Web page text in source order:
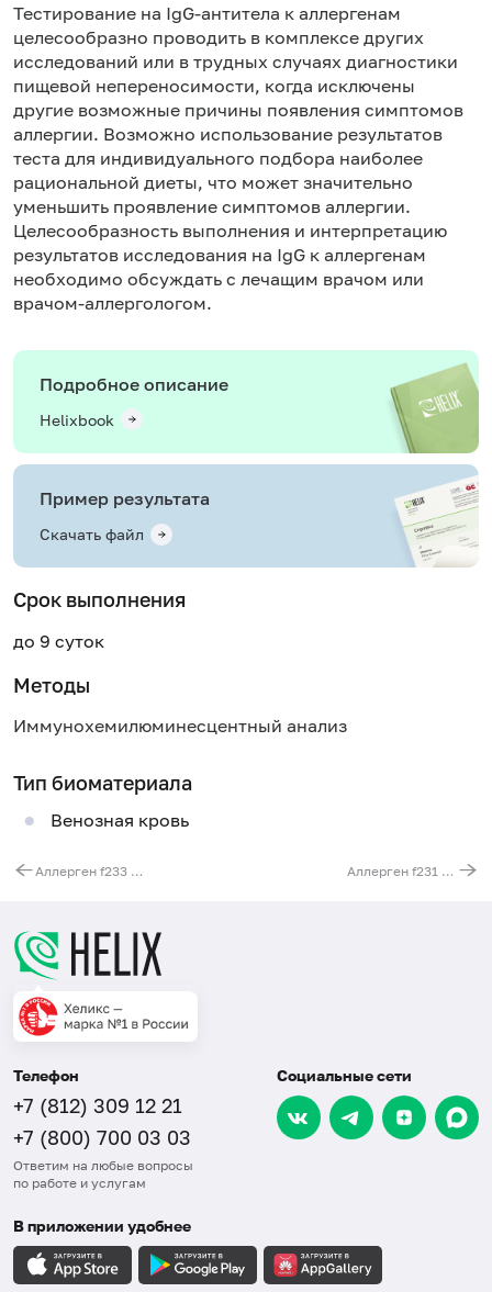
Тестирование на IgG-антитела к аллергенам
целесообразно проводить в комплексе других
исследований или в трудных случаях диагностики
пищевой непереносимости, когда исключены
другие возможные причины появления симптомов
аллергии. Возможно использование результатов
теста для индивидуального подбора наиболее
рациональной диеты, что может значительно
уменьшить проявление симптомов аллергии.
Целесообразность выполнения и интерпретацию
результатов исследования на IgG к аллергенам
необходимо обсуждать с лечащим врачом или
врачом-аллергологом.
Подробное описание
Helixbook
Пример результата
Скачать файл
Срок выполнения
до 9 суток
Методы
Иммунохемилюминесцентный анализ
Тип биоматериала
Венозная кровь
Аллерген f233 - овомукоид, IgG Аллерген f231 - кипяченое молоко, IgG
Телефон
+7 (812) 309 12 21
+7 (800) 700 03 03
Ответим на любые вопросы
по работе и услугам
Социальные сети
В приложении удобнее